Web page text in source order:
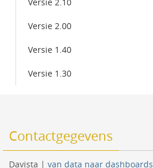
Versie 2.10
Versie 2.00
Versie 1.40
Versie 1.30
Contactgegevens
Davista | van data naar dashboards